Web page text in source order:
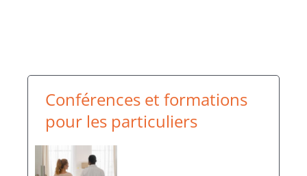
Conférences et formations
pour les particuliers